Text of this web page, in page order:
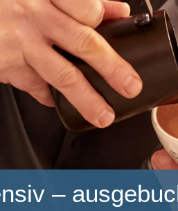
–